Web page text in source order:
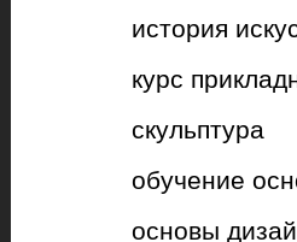
история
курс
скульптура
обучение
основы